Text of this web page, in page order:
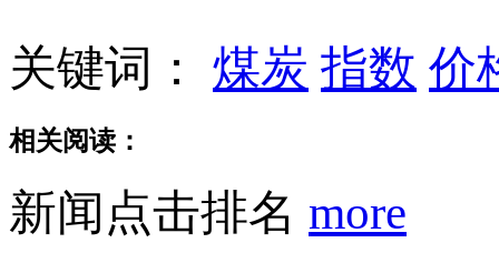
关键词： 煤炭 指数 价
相关阅读：
新闻点击排名 more